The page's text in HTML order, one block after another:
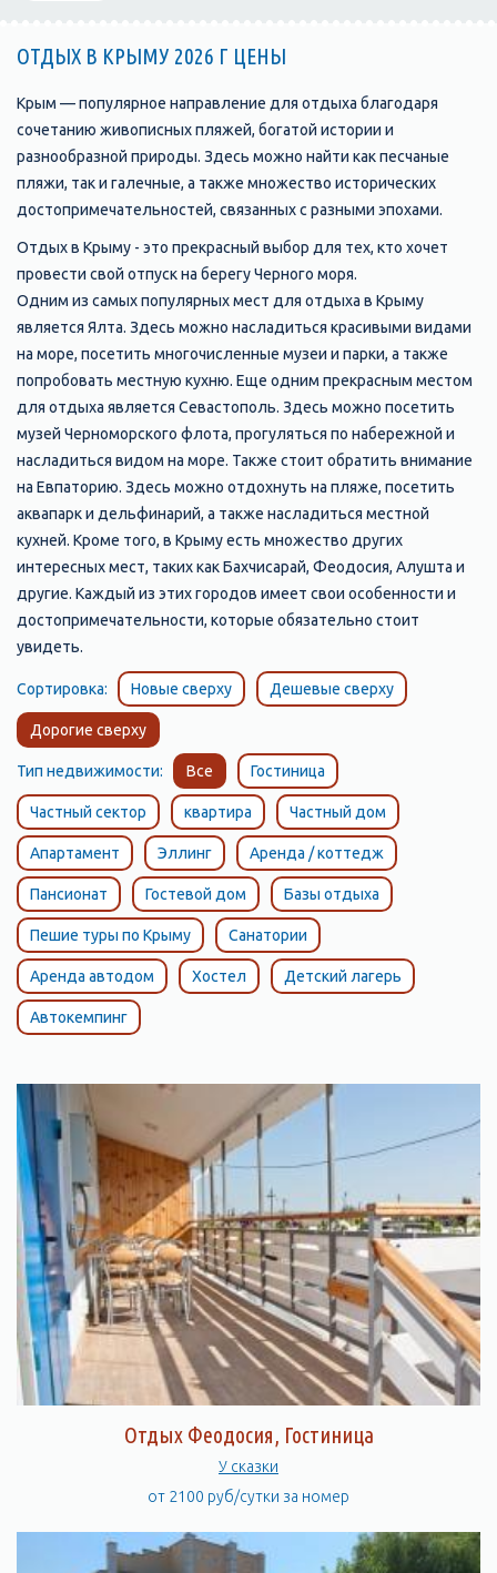
ОТДЫХ В КРЫМУ 2026 Г ЦЕНЫ
Крым — популярное направление для отдыха благодаря
сочетанию живописных пляжей, богатой истории и
разнообразной природы. Здесь можно найти как песчаные
пляжи, так и галечные, а также множество исторических
достопримечательностей, связанных с разными эпохами.
Отдых в Крыму - это прекрасный выбор для тех, кто хочет
провести свой отпуск на берегу Черного моря.
Одним из самых популярных мест для отдыха в Крыму
является Ялта. Здесь можно насладиться красивыми видами
на море, посетить многочисленные музеи и парки, а также
попробовать местную кухню. Еще одним прекрасным местом
для отдыха является Севастополь. Здесь можно посетить
музей Черноморского флота, прогуляться по набережной и
насладиться видом на море. Также стоит обратить внимание
на Евпаторию. Здесь можно отдохнуть на пляже, посетить
аквапарк и дельфинарий, а также насладиться местной
кухней. Кроме того, в Крыму есть множество других
интересных мест, таких как Бахчисарай, Феодосия, Алушта и
другие. Каждый из этих городов имеет свои особенности и
достопримечательности, которые обязательно стоит
увидеть.
Сортировка: Новые сверху Дешевые сверху
Дорогие сверху
Тип недвижимости: Все Гостиница
Частный сектор квартира Частный дом
Апартамент Эллинг Аренда / коттедж
Пансионат Гостевой дом Базы отдыха
Пешие туры по Крыму Санатории
Аренда автодом Хостел Детский лагерь
Автокемпинг
Отдых Феодосия, Гостиница
У сказки
от 2100 руб/сутки за номер